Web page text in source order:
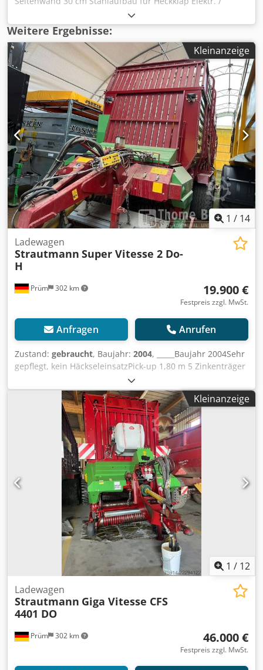
lastabhänige Bremse Hydraulische verschiebbare
Vorderwand 3 LED / Arbeitsscheinwerfer / Dksdpfjt Dxnxox
Amber
Weitere Ergebnisse:
Kleinanzeige
1 / 14
Prüm 302 km
Ladewagen
Strautmann Super Vitesse 2 Do-
H
19.900 €
Festpreis zzgl. MwSt.
Anfragen Anrufen
Zustand: gebraucht, Baujahr: 2004, _____Baujahr 2004Sehr
gepflegt, kein HäckseleinsatzPick-up 1,80 m 5 Zinkenträger
Prallblech mit 2 Ketten Vorschub Hy.-Motor 2stufig Rad:
500/55-20 12PR 10L ET 0 Flotation DL 33 K Knickdeichsel
hydraul. Bremse Druckl. m. u. oh. Lenk. 15t - 40km m. ALB
1Schneidrahmen m. Silierschneidwerk
Schneidwerksmesser Aufbau zusätzlicher Aufbaubügel in
der Mitte Dosieraggregat 2-Walzen Elektrohydraulik -
Grundausrüstung Gelenkwelle WS - 2WW
Nockenschaltkupplung Beleuchtung Fettschmierung
automatisch f. Förderaggregat u. Pick-up anstatt Plane
vorne Ladeautomatik Einzel Betriebserlaubnis 40 km/h
Laderaumbeleuchtung an der Stirnwand Achsen Spur 2,03
mtr für Radaußenbreite 2,53 mtrPreis: 19.900,00 Euro
netto,Lagerort:null Dkjdozdmuyopfx Ambsr
Kleinanzeige
1 / 12
Prüm 302 km
Ladewagen
Strautmann Giga Vitesse CFS
4401 DO
46.000 €
Festpreis zzgl. MwSt.